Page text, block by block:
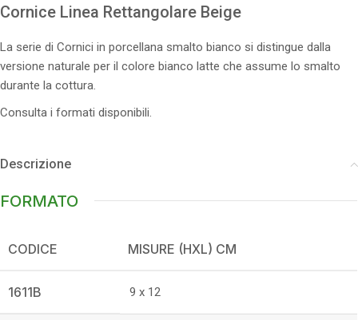
Cornice Linea Rettangolare Beige
La serie di Cornici in porcellana smalto bianco si distingue dalla
versione naturale per il colore bianco latte che assume lo smalto
durante la cottura.
Consulta i formati disponibili.
Descrizione
FORMATO
CODICE MISURE (HXL) CM
1611B 9 x 12